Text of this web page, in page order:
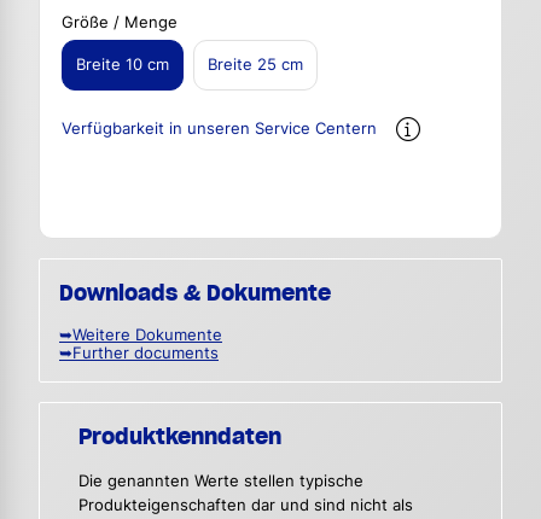
Größe / Menge
Breite 10 cm Breite 25 cm
Verfügbarkeit in unseren Service Centern
Downloads & Dokumente
➥Weitere Dokumente
➥Further documents
Produktkenndaten
Die genannten Werte stellen typische
Produkteigenschaften dar und sind nicht als